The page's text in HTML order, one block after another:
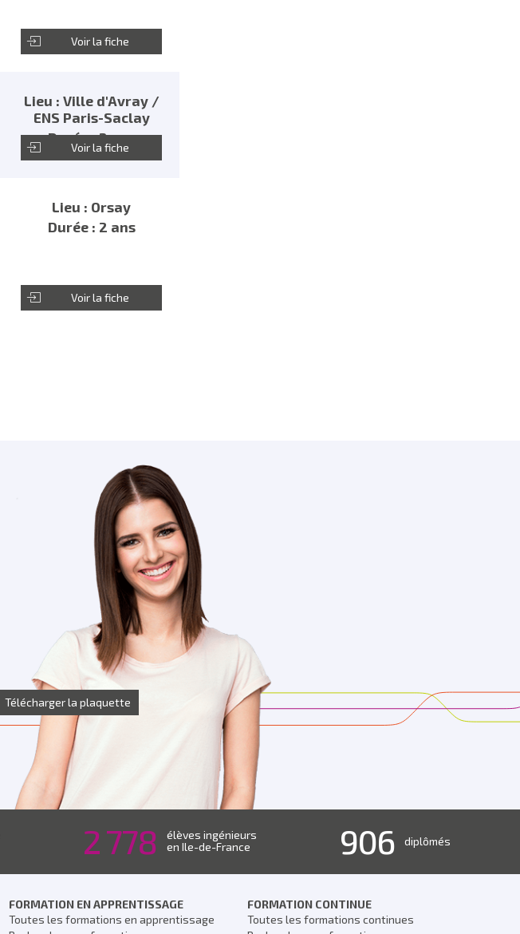
Voir la fiche
Lieu : Ville d'Avray /
ENS Paris-Saclay
Durée : 2 ans
Voir la fiche
Lieu : Orsay
Durée : 2 ans
Voir la fiche
Télécharger la plaquette
2 778
élèves ingénieurs
en Ile-de-France
906 diplômés
FORMATION EN APPRENTISSAGE
Toutes les formations en apprentissage
FORMATION CONTINUE
Toutes les formations continues